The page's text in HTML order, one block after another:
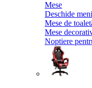
Mese
Deschide
Mese de
Mese
Noptiere